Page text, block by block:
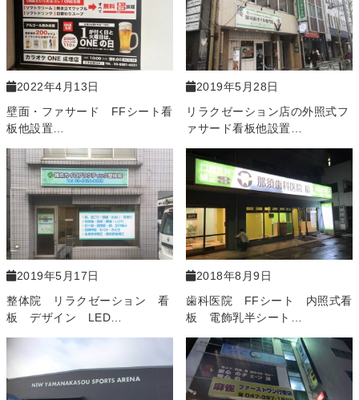
2022年4月13日
壁面・ファサード FFシート看
板他設置…
2019年5月28日
リラクゼーション店の外照式フ
ァサード看板他設置…
2019年5月17日
整体院 リラクゼーション 看
板 デザイン LED…
2018年8月9日
歯科医院 FFシート 内照式看
板 電飾乳半シート…